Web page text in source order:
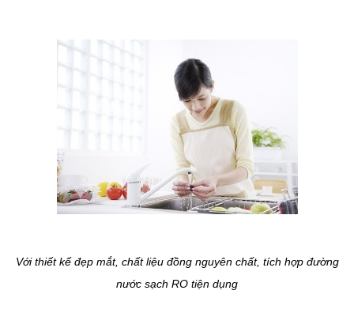
Với thiết kế đẹp mắt, chất liệu đồng nguyên chất, tích hợp đường
nước sạch RO tiện dụng